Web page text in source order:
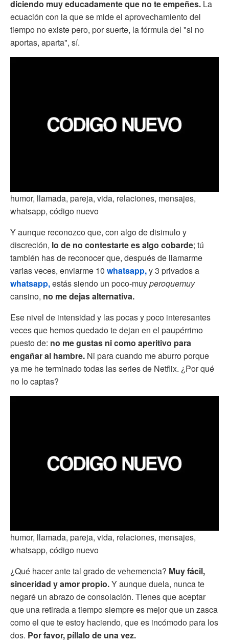
diciendo muy educadamente que no te empeñes. La
ecuación con la que se mide el aprovechamiento del
tiempo no existe pero, por suerte, la fórmula del "si no
aportas, aparta", sí.
humor, llamada, pareja, vida, relaciones, mensajes,
whatsapp, código nuevo
Y aunque reconozco que, con algo de disimulo y
discreción, lo de no contestarte es algo cobarde; tú
también has de reconocer que, después de llamarme
varias veces, enviarme 10 whatsapp,y 3 privados a
whatsapp,estás siendo un poco-muyperoquemuy
cansino, no me dejas alternativa.
Ese nivel de intensidad y las pocas y poco interesantes
veces que hemos quedado te dejan en el paupérrimo
puesto de: no me gustas ni como aperitivo para
engañar al hambre. Ni para cuando me aburro porque
ya me he terminado todas las series de Netflix. ¿Por qué
no lo captas?
humor, llamada, pareja, vida, relaciones, mensajes,
whatsapp, código nuevo
¿Qué hacer ante tal grado de vehemencia? Muy fácil,
sinceridad y amor propio.Y aunque duela, nunca te
negaré un abrazo de consolación. Tienes que aceptar
que una retirada a tiempo siempre es mejor que un zasca
como el que te estoy haciendo, que es incómodo para los
dos. Por favor, píllalo de una vez.